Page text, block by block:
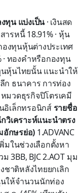
ทุน แบ่งเป็น· เงินสด
ารหนี้ 18.91% · หุ้น
งทุนหุ้นต่างประเทศ
· ทองคำหรือกองทุน
นหุ้นไทยนั้น แนะนำให้
ก ธนาคาร การท่อง
มวดธุรกิจปิโตรเคมี
อิเล็กทรอนิกส์ รายชื่อ
วิเคราะห์แนะนำตรง
อักษรย่อ) 1.ADVANC
มในช่วงเลือกตั้งหา
3BB, BJC 2.AOT มุม
ชาติหลังไทยยกเลิก
นให้จำนวนนักท่อง